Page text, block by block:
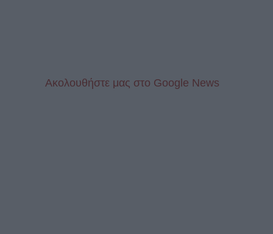
Aκολουθήστε μας στo Google News